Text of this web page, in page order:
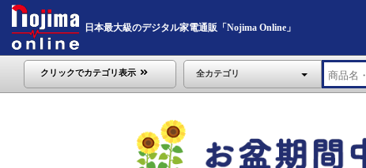
日本最大級のデジタル家電通販「Nojima Online」
クリックでカテゴリ表示 全カテゴリ